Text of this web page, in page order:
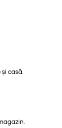
casă.